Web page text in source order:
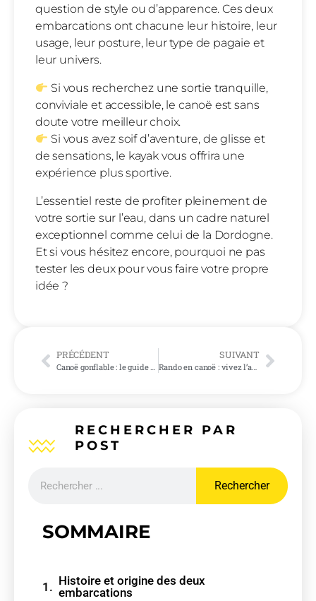
question de style ou d’apparence. Ces deux
embarcations ont chacune leur histoire, leur
usage, leur posture, leur type de pagaie et
leur univers.
Si vous recherchez une sortie tranquille,
conviviale et accessible, le canoë est sans
doute votre meilleur choix.
Si vous avez soif d’aventure, de glisse et
de sensations, le kayak vous offrira une
expérience plus sportive.
L’essentiel reste de profiter pleinement de
votre sortie sur l’eau, dans un cadre naturel
exceptionnel comme celui de la Dordogne.
Et si vous hésitez encore, pourquoi ne pas
tester les deux pour vous faire votre propre
idée ?
PRÉCÉDENT
Canoë gonflable : le guide complet pour bien choisir et profiter de vos sorties en rivière
SUIVANT
Rando en canoë : vivez l’aventure au fil de l’eau
RECHERCHER PAR
POST
Rechercher
SOMMAIRE
Histoire et origine des deux
embarcations